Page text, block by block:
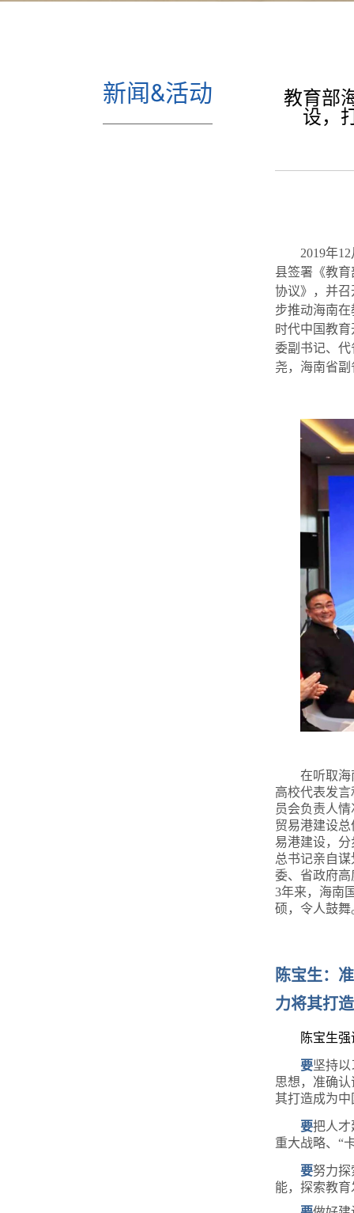
新闻&活动
教育部
设，
2019年
县签署《教
协议》，并
步推动海南
时代中国教
委副书记、
尧，海南省
在听取海
高校代表发
员会负责人
贸易港建设
易港建设，
总书记亲自
委、省政府
3年来，海南
硕，令人鼓舞
陈宝生：
力将其打
陈宝生
要坚持以
思想，准确
其打造成为
要把人才
重大战略、 “
要努力探
能，探索教